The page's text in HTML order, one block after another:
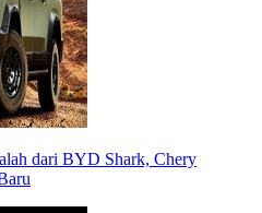
dari BYD Shark, Chery